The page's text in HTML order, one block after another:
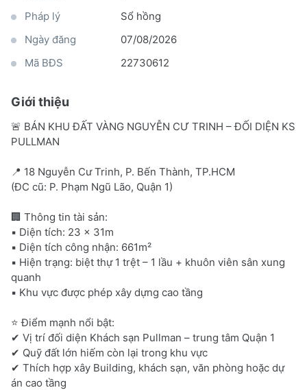
Pháp lý
Sổ hồng
Ngày đăng
07/08/2026
Mã BĐS
22730612
Giới thiệu
🚨 BÁN KHU ĐẤT VÀNG NGUYỄN CƯ TRINH – ĐỐI DIỆN KS
PULLMAN
📍 18 Nguyễn Cư Trinh, P. Bến Thành, TP.HCM
(ĐC cũ: P. Phạm Ngũ Lão, Quận 1)
🏢 Thông tin tài sản:
▪️ Diện tích: 23 x 31m
▪️ Diện tích công nhận: 661m²
▪️ Hiện trạng: biệt thự 1 trệt – 1 lầu + khuôn viên sân xung
quanh
▪️ Khu vực được phép xây dựng cao tầng
⭐ Điểm mạnh nổi bật:
✔ Vị trí đối diện Khách sạn Pullman – trung tâm Quận 1
✔ Quỹ đất lớn hiếm còn lại trong khu vực
✔ Thích hợp xây Building, khách sạn, văn phòng hoặc dự
án cao tầng